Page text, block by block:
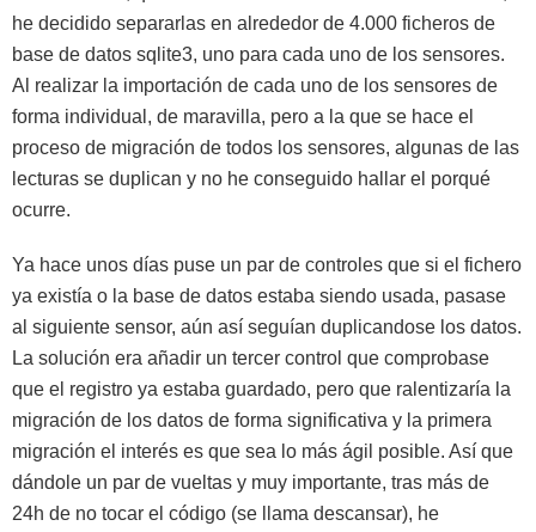
he decidido separarlas en alrededor de 4.000 ficheros de
base de datos sqlite3, uno para cada uno de los sensores.
Al realizar la importación de cada uno de los sensores de
forma individual, de maravilla, pero a la que se hace el
proceso de migración de todos los sensores, algunas de las
lecturas se duplican y no he conseguido hallar el porqué
ocurre.
Ya hace unos días puse un par de controles que si el fichero
ya existía o la base de datos estaba siendo usada, pasase
al siguiente sensor, aún así seguían duplicandose los datos.
La solución era añadir un tercer control que comprobase
que el registro ya estaba guardado, pero que ralentizaría la
migración de los datos de forma significativa y la primera
migración el interés es que sea lo más ágil posible. Así que
dándole un par de vueltas y muy importante, tras más de
24h de no tocar el código (se llama descansar), he